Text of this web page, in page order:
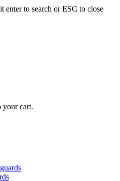
enter to search or ESC to close
your cart.